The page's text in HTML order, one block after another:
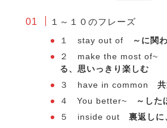
１～１０のフレーズ
１ stay out of
～に関
２ make the most of~
る、思いっきり楽しむ
３ have in common
４ You better~
～した
５ inside out裏返しに